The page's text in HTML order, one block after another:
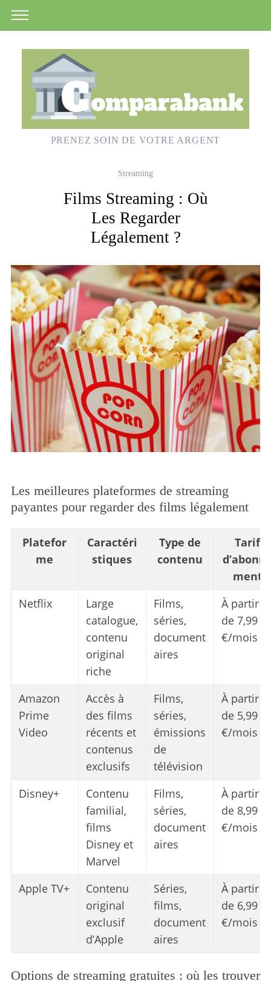
PRENEZ SOIN DE VOTRE ARGENT
Streaming
Films Streaming : Où
Les Regarder
Légalement ?
Les meilleures plateformes de streaming
payantes pour regarder des films légalement
Platefor
me
Caractéri
stiques
Type de
contenu
Tarif
ment
Netflix
Large
catalogue,
contenu
original
riche
Films,
séries,
document
aires
À partir
de 7,99
€/mois
Amazon
Prime
Video
Accès à
des films
récents et
contenus
exclusifs
Films,
séries,
émissions
de
télévision
À partir
de 5,99
€/mois
Disney+
Contenu
familial,
films
Disney et
Marvel
Films,
séries,
document
aires
À partir
de 8,99
€/mois
Apple TV+
Contenu
original
exclusif
d’Apple
Séries,
films,
document
aires
À partir
de 6,99
€/mois
Options de streaming gratuites : où les trouver